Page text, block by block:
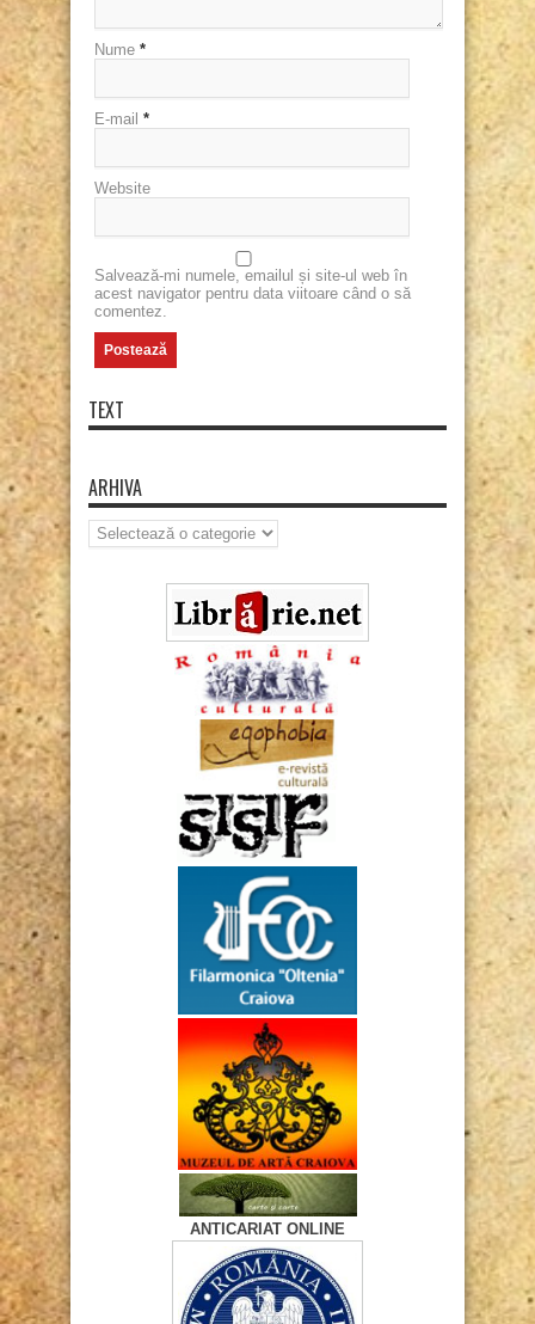
Nume *
E-mail *
Website
Salvează-mi numele, emailul și site-ul web în
acest navigator pentru data viitoare când o să
comentez.
TEXT
ARHIVA
Arhiva
ANTICARIAT ONLINE